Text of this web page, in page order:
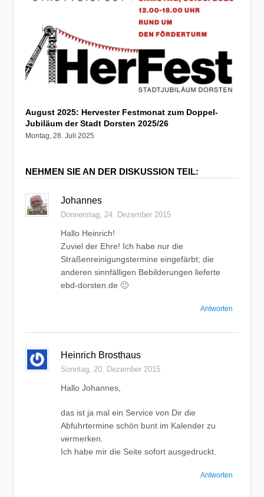
August 2025: Hervester Festmonat zum Doppel-
Jubiläum der Stadt Dorsten 2025/26
Montag, 28. Juli 2025
NEHMEN SIE AN DER DISKUSSION TEIL:
Johannes
Donnerstag, 24. Dezember 2015
Hallo Heinrich!
Zuviel der Ehre! Ich habe nur die
Straßenreinigungstermine eingefärbt; die
anderen sinnfälligen Bebilderungen lieferte
ebd-dorsten.de 🙂
Antworten
Heinrich Brosthaus
Sonntag, 20. Dezember 2015
Hallo Johannes,
das ist ja mal ein Service von Dir die
Abfuhrtermine schön bunt im Kalender zu
vermerken.
Ich habe mir die Seite sofort ausgedruckt.
Antworten